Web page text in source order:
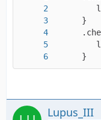
      }
Lupus_III